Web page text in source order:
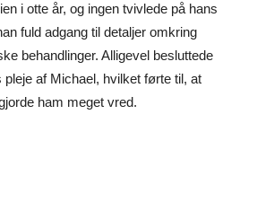
i otte år, og ingen tvivlede på hans
fuld adgang til detaljer omkring
behandlinger. Alligevel besluttede
af Michael, hvilket førte til, at
ham meget vred.